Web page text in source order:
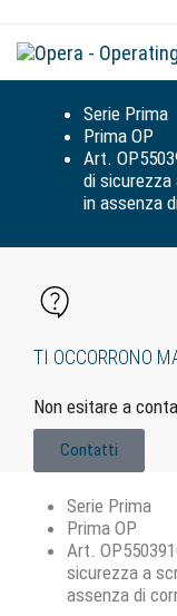
Serie Prima
Prima OP
Art.
di
in assenza
TI OCCORRONO
Non esitare a
Contatti
Serie Prima
Prima OP
Art.
sicurezza a
assenza di